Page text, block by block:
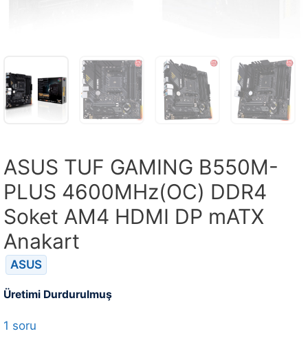
ASUS TUF GAMING B550M-
PLUS 4600MHz(OC) DDR4
Soket AM4 HDMI DP mATX
Anakart
ASUS
Üretimi Durdurulmuş
1 soru